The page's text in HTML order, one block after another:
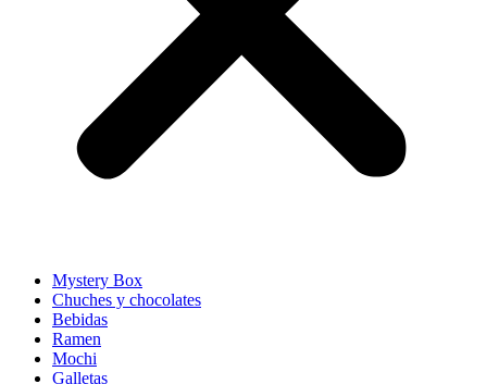
Mystery Box
Chuches y chocolates
Bebidas
Ramen
Mochi
Galletas